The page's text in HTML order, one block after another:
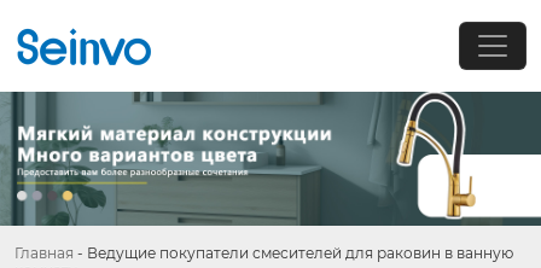
Главная - Ведущие покупатели смесителей для раковин в ванную